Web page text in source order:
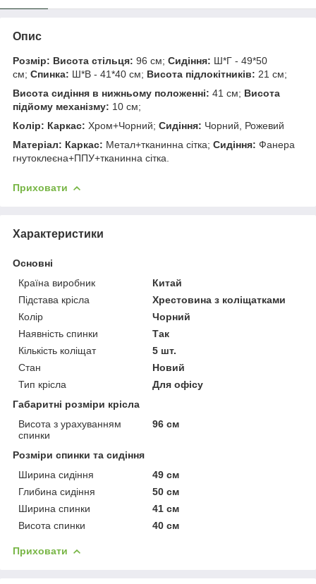
Опис
Розмір: Висота стільця: 96 см; Сидіння: Ш*Г - 49*50
см; Спинка: Ш*В - 41*40 см; Висота підлокітників: 21 см;
Висота сидіння в нижньому положенні: 41 см; Висота
підйому механізму: 10 см;
Колір: Каркас: Хром+Чорний; Сидіння: Чорний, Рожевий
Матеріал: Каркас: Метал+тканинна сітка; Сидіння: Фанера
гнутоклеєна+ППУ+тканинна сітка.
Приховати
Характеристики
Основні
Країна виробник
Китай
Підстава крісла
Хрестовина з коліщатками
Колір
Чорний
Наявність спинки
Так
Кількість коліщат
5 шт.
Стан
Новий
Тип крісла
Для офісу
Габаритні розміри крісла
Висота з урахуванням
спинки
96 см
Розміри спинки та сидіння
Ширина сидіння
49 см
Глибина сидіння
50 см
Ширина спинки
41 см
Висота спинки
40 см
Приховати